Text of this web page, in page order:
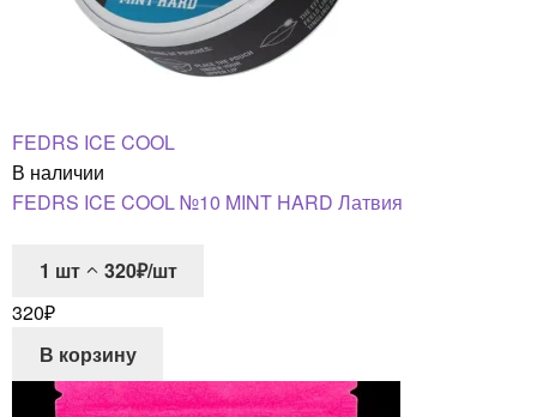
FEDRS ICE COOL
В наличии
FEDRS ICE COOL №10 MINT HARD Латвия
1 шт
320₽/шт
320₽
В корзину